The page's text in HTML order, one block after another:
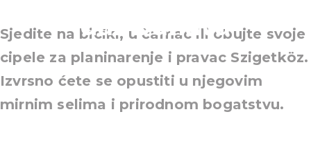
dar Dunava
Sjedite na bicikl, u čamac ili obujte svoje
cipele za planinarenje i pravac Szigetköz.
Izvrsno ćete se opustiti u njegovim
mirnim selima i prirodnom bogatstvu.